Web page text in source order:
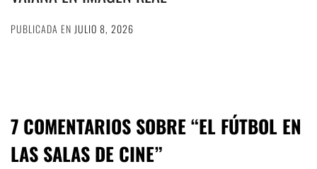
PUBLICADA EN JULIO 8, 2026
7 COMENTARIOS SOBRE “EL FÚTBOL EN
LAS SALAS DE CINE”